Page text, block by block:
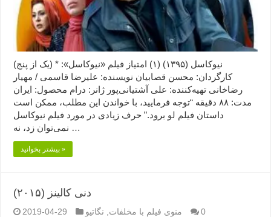
نیوکاسل (۱۳۹۵) (۱) امتیاز فیلم «نیوکاسل»: * (یک از پنج)
کارگردان: محسن قصابیان نویسنده: علیرضا قاسمی / مهیار
رضاخانی تهیه‌کننده: علی آشتیانی‌پور ژانر: درام محصول: ایران
مدت: ۸۸ دقیقه “توجه فرمایید،‌ با خواندن این مطلب، ممکن است
داستان فیلم لو برود.” حرف زیادی در مورد فیلم نیوکاسل
نمی‌توان زد، نه …
بیشتر بخوانید »
دنی کالینز (۲۰۱۵)
2019-04-29 منوی فیلم با مخلفات نگاتیو 0